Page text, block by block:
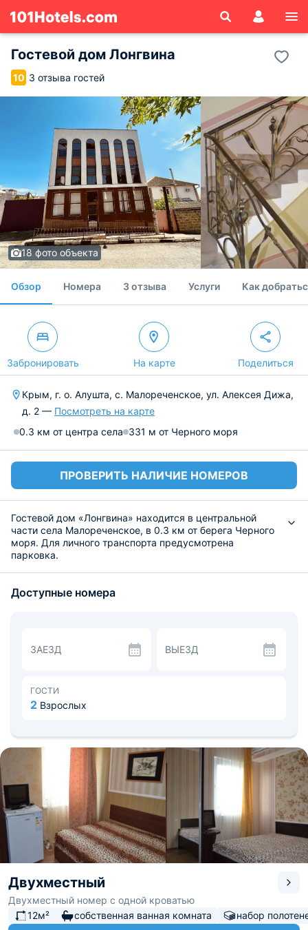
Гостевой дом Лонгвина
10 3 отзыва гостей
18 фото объекта
Обзор Номера 3 отзыва Услуги Как
Забронировать На карте Поделиться
Крым, г. о. Алушта, с. Малореченское, ул. Алексея Дижа,
д. 2 — Посмотреть на карте
0.3 км от центра села 331 м от Черного моря
ПРОВЕРИТЬ НАЛИЧИЕ НОМЕРОВ
Гостевой дом «Лонгвина» находится в центральной
части села Малореченское, в 0.3 км от берега Черного
моря. Для личного транспорта предусмотрена
парковка.
оборудованных удобными кроватями с чистым
кондиционирования. В соответствии с номером
оснащена собственная ванная комната, или общая. На
для приготовления еды. Есть крытое уличное место для
отдыха с мебелью и мангальной зоной. По запросу
расположенный в 9.6 км от гостевого дома. Расстояние
до аэропорта Симферополь — 55.3 км, до вокзала
Симферополь — 44 км.
Доступные номера
ЗАЕЗД ВЫЕЗД
ГОСТИ
2 Взрослых
Двухместный
Двухместный номер с одной кроватью
12м²
собственная ванная комната набор